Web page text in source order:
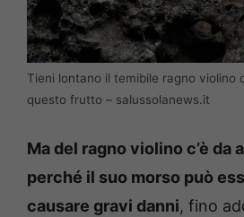
Tieni lontano il temibile ragno violino
questo frutto – salussolanews.it
Ma del ragno violino c’è da
perché il suo morso può
causare gravi danni, fino